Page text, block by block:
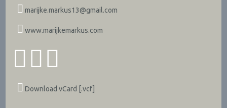
marijke.markus13@gmail.com
www.marijkemarkus.com
Download vCard [.vcf]